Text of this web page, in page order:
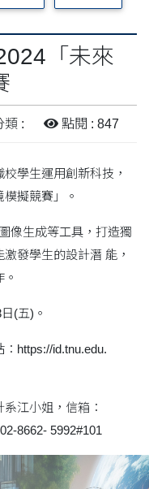
「未來
: 點閱 : 847
學生運用創新科技，
擬競賽」。
像生成等工具，打造獨
發學生的設計潛 能，
(五)。
https://id.tnu.edu.
江小姐，信箱：
8662- 5992#101